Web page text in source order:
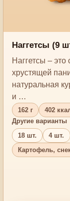
Наггетсы (9
Наггетсы –
хрустящей
натуральная
и …
162 г 402
Другие варианты
18 шт.
4 шт.
Картофель,